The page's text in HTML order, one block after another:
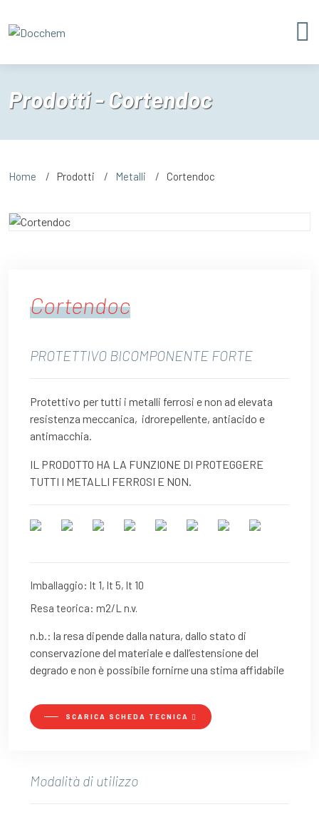
Prodotti - Cortendoc
Home Prodotti Metalli Cortendoc
Cortendoc
PROTETTIVO BICOMPONENTE FORTE
Protettivo per tutti i metalli ferrosi e non ad elevata
resistenza meccanica, idrorepellente, antiacido e
antimacchia.
IL PRODOTTO HA LA FUNZIONE DI PROTEGGERE
TUTTI I METALLI FERROSI E NON.
Imballaggio: lt 1, lt 5, lt 10
Resa teorica: m2/L n.v.
n.b.: la resa dipende dalla natura, dallo stato di
conservazione del materiale e dall’estensione del
degrado e non è possibile fornirne una stima affidabile
SCARICA SCHEDA TECNICA
Modalità di utilizzo